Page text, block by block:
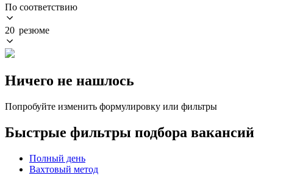
По соответствию
20 резюме
Ничего не нашлось
Попробуйте изменить формулировку или фильтры
Быстрые фильтры подбора вакансий
Полный день
Вахтовый метод